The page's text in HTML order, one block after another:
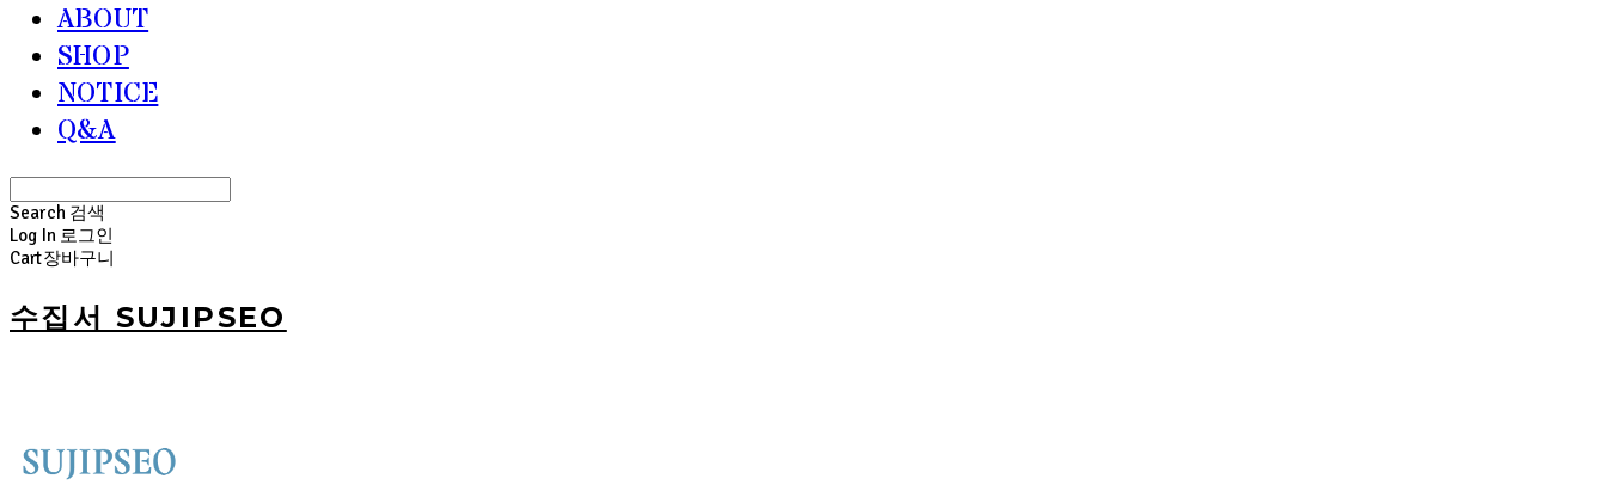
ABOUT
SHOP
NOTICE
Q&A
Search 검색
Log In 로그인
Cart장바구니
수집서 SUJIPSEO